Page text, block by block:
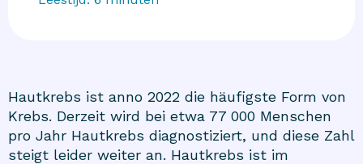
Hautkrebs ist anno 2022 die häufigste Form von
Krebs. Derzeit wird bei etwa 77 000 Menschen
pro Jahr Hautkrebs diagnostiziert, und diese Zahl
steigt leider weiter an. Hautkrebs ist im